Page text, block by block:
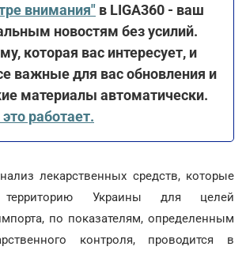
внимания" в LIGA360 - ваш
новостям без усилий.
которая вас интересует, и
важные для вас обновления и
материалы автоматически.
работает.
лекарственных средств, которые
Украины для целей
по показателям, определенным
контроля, проводится в